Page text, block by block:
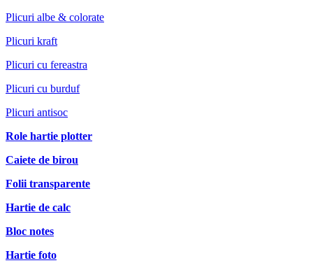
Plicuri albe & colorate
Plicuri kraft
Plicuri cu fereastra
Plicuri cu burduf
Plicuri antisoc
Role hartie plotter
Caiete de birou
Folii transparente
Hartie de calc
Bloc notes
Hartie foto